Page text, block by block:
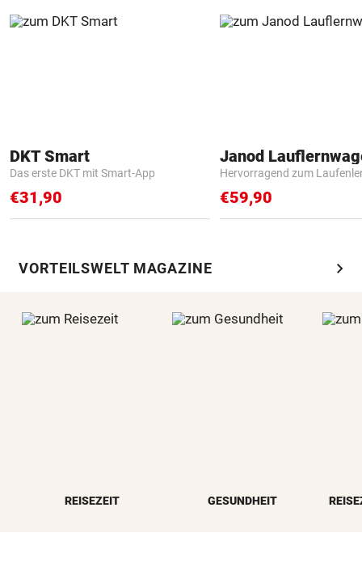
DKT Smart
Das erste DKT mit Smart-App
€31,90
Janod
Hervorragend zum
€59,90
VORTEILSWELT MAGAZINE chevron_right
REISEZEIT GESUNDHEIT